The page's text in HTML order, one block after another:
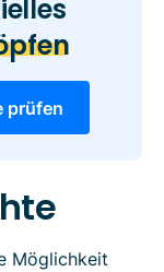
prüfen
Möglichkeit